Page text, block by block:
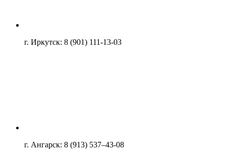
г. Иркутск: 8 (901) 111-13-03
г. Ангарск: 8 (913) 537–43-08